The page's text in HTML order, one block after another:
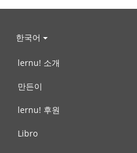
한국어
lernu! 소개
만든이
lernu! 후원
Libro